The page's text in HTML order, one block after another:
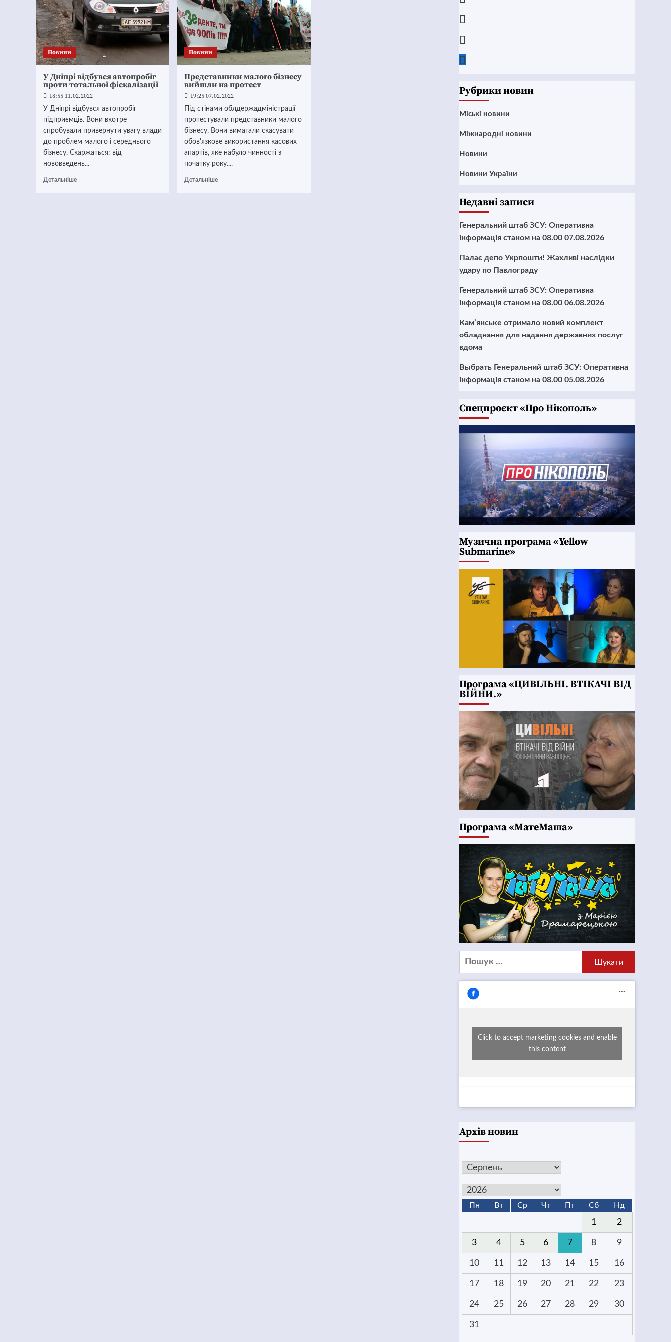
Новини
У Дніпрі відбувся автопробіг
проти тотальної фіскалізації
18:55 11.02.2022
У Дніпрі відбувся автопробіг
підприємців. Вони вкотре
спробували привернути увагу влади
до проблем малого і середнього
бізнесу. Скаржаться: від
нововведень...
Детальніше
Новини
Представники малого бізнесу
вийшли на протест
19:25 07.02.2022
Під стінами облдержадміністрації
протестували представники малого
бізнесу. Вони вимагали скасувати
обов'язкове використання касових
апартів, яке набуло чинності з
початку року....
Детальніше
Рубрики новин
Mіські новини
Міжнародні новини
Новини
Новини України
Недавні записи
Генеральний штаб ЗСУ: Оперативна
інформація станом на 08.00 07.08.2026
Палає депо Укрпошти! Жахливі наслідки
удару по Павлограду
Генеральний штаб ЗСУ: Оперативна
інформація станом на 08.00 06.08.2026
Кам’янське отримало новий комплект
обладнання для надання державних послуг
вдома
Выбрать Генеральний штаб ЗСУ: Оперативна
інформація станом на 08.00 05.08.2026
Cпецпроєкт «Про Нікополь»
Музична програма «Yellow
Submarine»
Програма «ЦИВІЛЬНІ. ВТІКАЧІ ВІД
ВІЙНИ.»
Програма «МатеМаша»
Пошук:
Click to accept marketing cookies and enable
this content
Архів новин
Пн Вт Ср Чт Пт Сб Нд
1 2
3 4 5 6 7 8 9
10 11 12 13 14 15 16
17 18 19 20 21 22 23
24 25 26 27 28 29 30
31